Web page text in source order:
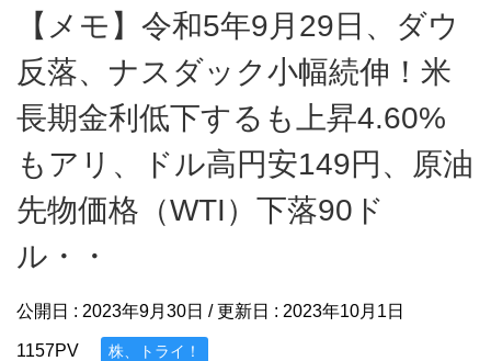
【メモ】令和5年9月29日、ダウ
反落、ナスダック小幅続伸！米
長期金利低下するも上昇4.60%
もアリ、ドル高円安149円、原油
先物価格（WTI）下落90ド
ル・・
公開日 : 2023年9月30日 / 更新日 : 2023年10月1日
1157PV 株、トライ！